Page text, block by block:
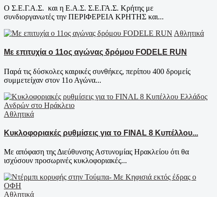
O Σ.Ε.Γ.Α.Σ. και η Ε.Α.Σ. Σ.Ε.ΓΑ.Σ. Κρήτης με
συνδιοργανωτές την ΠΕΡΙΦΕΡΕΙΑ ΚΡΗΤΗΣ και...
Αθλητικά
Με επιτυχία ο 11ος αγώνας δρόμου FODELE RUN
Παρά τις δύσκολες καιρικές συνθήκες, περίπου 400 δρομείς
συμμετείχαν στον 11ο Αγώνα...
Αθλητικά
Κυκλοφοριακές ρυθμίσεις για το FINAL 8 Κυπέλλου...
Με απόφαση της Διεύθυνσης Αστυνομίας Ηρακλείου ότι θα
ισχύσουν προσωρινές κυκλοφοριακές...
Αθλητικά